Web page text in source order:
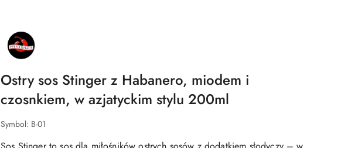
NAZWA
PRODUCENTA:
PFEFFERHAUS
Ostry sos Stinger z Habanero, miodem i
czosnkiem, w azjatyckim stylu 200ml
Symbol: B-01